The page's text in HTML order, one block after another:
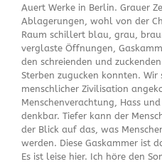
Auert Werke in Berlin. Grauer
Ablagerungen, wohl von der
Raum schillert blau, grau,
verglaste Öffnungen,
den schreienden und
Sterben zugucken konnten.
menschlicher Zivilisation
Menschenverachtung, Hass
denkbar. Tiefer kann der
der Blick auf das, was
werden. Diese Gaskammer ist
Es ist leise hier. Ich höre den